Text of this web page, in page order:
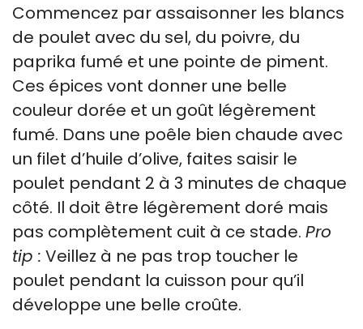
Commencez par assaisonner les blancs
de poulet avec du sel, du poivre, du
paprika fumé et une pointe de piment.
Ces épices vont donner une belle
couleur dorée et un goût légèrement
fumé. Dans une poêle bien chaude avec
un filet d’huile d’olive, faites saisir le
poulet pendant 2 à 3 minutes de chaque
côté. Il doit être légèrement doré mais
pas complètement cuit à ce stade. Pro
tip : Veillez à ne pas trop toucher le
poulet pendant la cuisson pour qu’il
développe une belle croûte.